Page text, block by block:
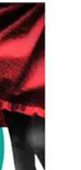
Civile del
alle 12 di
12 luglio allerta
il territorio
civile del Trentino ha
di allerta ordinaria